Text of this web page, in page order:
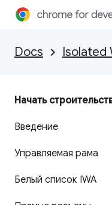
Docs Isolated
Начать
Введение
Управляемая рама
Белый список IWA